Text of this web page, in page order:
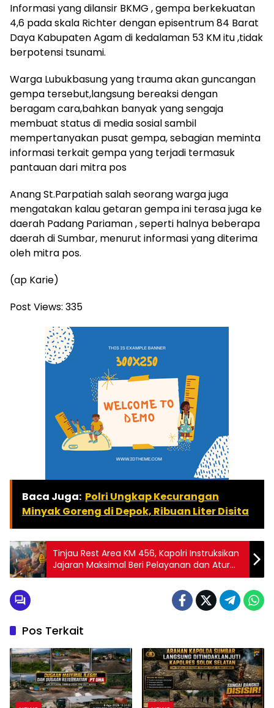
Informasi yang dilansir BKMG , gempa berkekuatan
4,6 pada skala Richter dengan episentrum 84 Barat
Daya Kabupaten Agam di kedalaman 53 KM itu ,tidak
berpotensi tsunami.
Warga Lubukbasung yang trauma akan guncangan
gempa tersebut,langsung bereaksi dengan
beragam cara,bahkan banyak yang sengaja
membuat status di media sosial sambil
mempertanyakan pusat gempa, sebagian meminta
informasi terkait gempa yang terjadi termasuk
pantauan dari mitra pos
Anang St.Parpatiah salah seorang warga juga
mengatakan kalau getaran gempa ini terasa juga ke
daerah Padang Pariaman , seperti halnya beberapa
daerah di Sumbar, menurut informasi yang diterima
oleh mitra pos.
(ap Karie)
Post Views: 335
Baca Juga: Polri Ungkap Kecurangan
Minyak Goreng di Depok, Ribuan Liter Disita
Tinjau Rest Area KM 456, Kapolri Instruksikan
Jajaran Maksimal Beri Pelayanan dan Atur
Lalin Arus Balik JATENG – Kapolri Jenderal
Listyo Sigit Prabowo meninjau rest area KM
456 Tol Semarang-Solo, Jawa Tengah
dalam rangka persiapan arus balik libur
tinjauan ini, Sigit mengaku cukup puas
dengan fasilitas yang ada di rest area.
Menurutnya, rest area ini nenjadi salah satu
rest area favorit masyarakat yang mudik
maupun balik, serta ke tujuan kota-kota
yang ada di Jawa Tengah. “Tentunya kita
melihat pelayanan yang ada di rest area
Pos Terkait